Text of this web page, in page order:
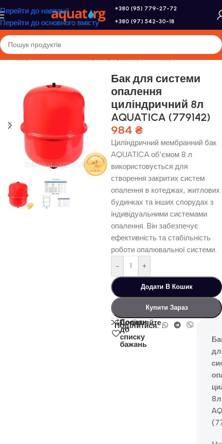
Перейти до навігації
Перейти до основного вмісту
+380 (95) 779-27-72
+380 (97) 542-30-18
Розширювальні бачки і гідроакумулятори/Розширювальні бачки
Бак для системи
опалення
циліндричний 8л
AQUATICA (779142)
984 ₴
Циліндричний мембранний бак
AQUATICA об’ємом 8 л
використовується для
створення закритих систем
опалення в котеджах, житлових
будинках та інших спорудах з
індивідуальними системами
опалення. Він забезпечує
ефективність та стабільність
роботи опалювальної системи.
-
+
Додати В Кошик
Купити Зараз
Порівняйте
Додати
до
списку
бажань
Поділитися:
8л